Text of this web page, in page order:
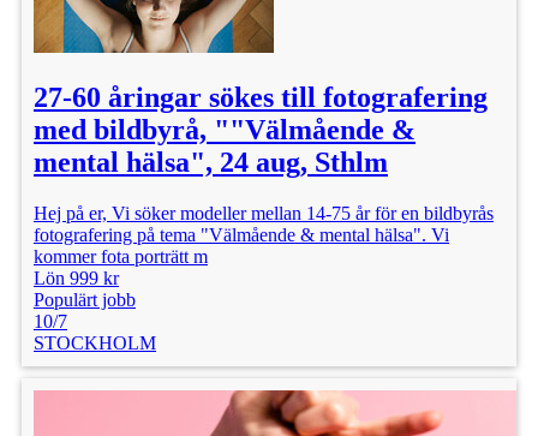
27-60 åringar sökes till fotografering
med bildbyrå, ""Välmående &
mental hälsa", 24 aug, Sthlm
Hej på er, Vi söker modeller mellan 14-75 år för en bildbyrås
fotografering på tema "Välmående & mental hälsa". Vi
kommer fota porträtt m
Lön 999 kr
Populärt jobb
10/7
STOCKHOLM